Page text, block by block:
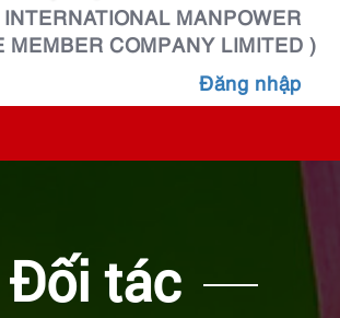
MANPOWER
MEMBER COMPANY LIMITED )
Đăng nhập
Đối tác